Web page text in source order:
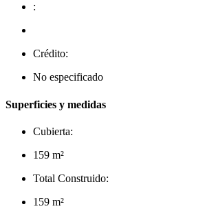
:
Crédito:
No especificado
Superficies y medidas
Cubierta:
159 m²
Total Construido:
159 m²